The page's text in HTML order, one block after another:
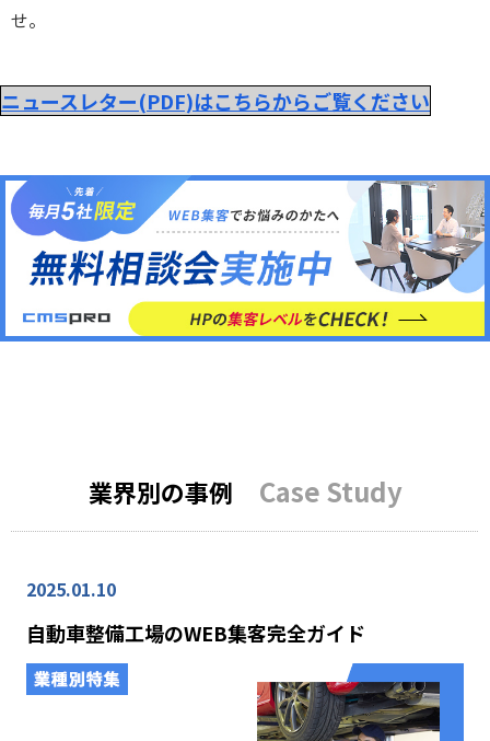
せ。
ニュースレター(PDF)はこちらからご覧ください
業界別の事例 Case Study
2025.01.10
自動車整備工場のWEB集客完全ガイド